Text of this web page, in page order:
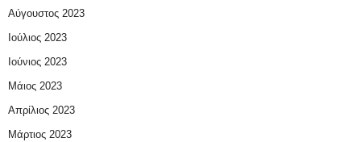
Αύγουστος 2023
Ιούλιος 2023
Ιούνιος 2023
Μάιος 2023
Απρίλιος 2023
Μάρτιος 2023